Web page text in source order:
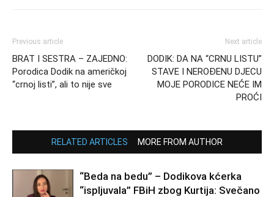
Previous article
BRAT I SESTRA – ZAJEDNO:
Porodica Dodik na američkoj
“crnoj listi”, ali to nije sve
Next article
DODIK: DA NA “CRNU LISTU”
STAVE I NEROĐENU DJECU
MOJE PORODICE NEĆE IM
PROĆI
RELATED ARTICLES MORE FROM AUTHOR
“Beda na bedu” – Dodikova kćerka
“ispljuvala” FBiH zbog Kurtija: Svečano